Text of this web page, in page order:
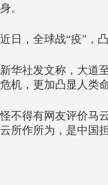
身。
近日，全球战“疫”，
新华社发文称，大道
危机，更加凸显人类
怪不得有网友评价马
云所作所为，是中国